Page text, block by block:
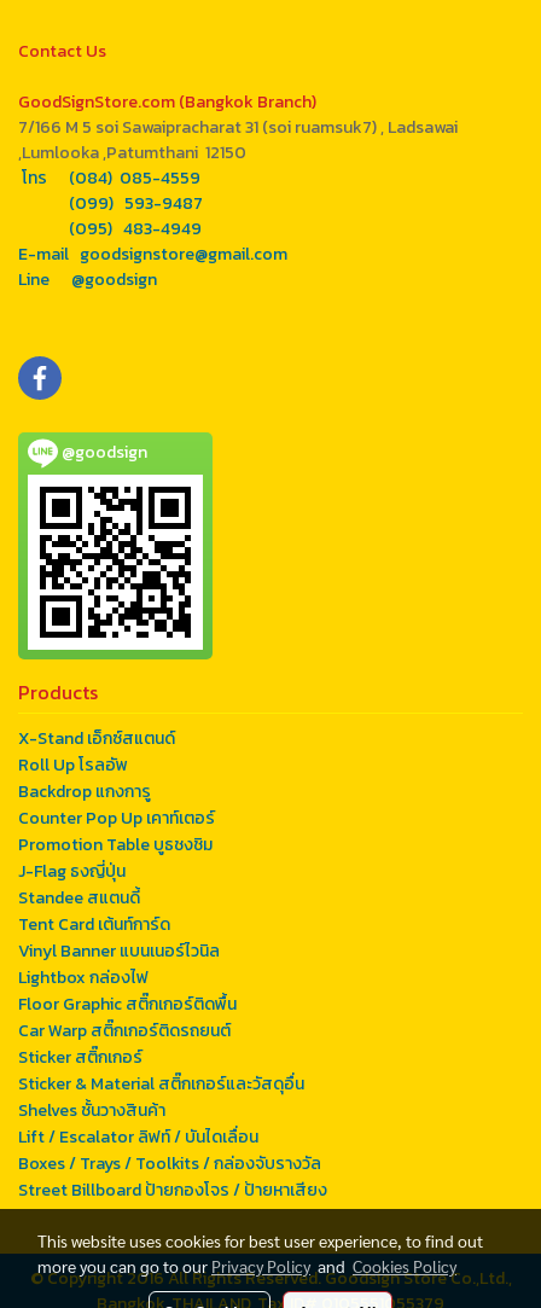
Contact Us
GoodSignStore.com (Bangkok Branch)
7/166 M 5 soi Sawaipracharat 31 (soi ruamsuk7) , Ladsawai
,Lumlooka ,Patumthani 12150
โทร (084) 085-4559
(099) 593-9487
(095) 483-4949
E-mail goodsignstore@gmail.com
Line @goodsign
@goodsign
Products
X-Stand เอ็กซ์สแตนด์
Roll Up โรลอัพ
Backdrop แกงการู
Counter Pop Up เคาท์เตอร์
Promotion Table บูธชงชิม
J-Flag ธงญี่ปุ่น
Standee สแตนดี้
Tent Card เต้นท์การ์ด
Vinyl Banner แบนเนอร์ไวนิล
Lightbox กล่องไฟ
Floor Graphic สติ๊กเกอร์ติดพื้น
Car Warp สติ๊กเกอร์ติดรถยนต์
Sticker สติ๊กเกอร์
Sticker & Material สติ๊กเกอร์และวัสดุอื่น
Shelves ชั้นวางสินค้า
Lift / Escalator ลิฟท์ / บันไดเลื่อน
Boxes / Trays / Toolkits / กล่องจับรางวัล
Street Billboard ป้ายกองโจร / ป้ายหาเสียง
© Copyright 2016 All Rights Reserved. Goodsign Store Co.,Ltd.,
This website uses cookies for best user experience, to find out
more you can go to our Privacy Policyand Cookies Policy